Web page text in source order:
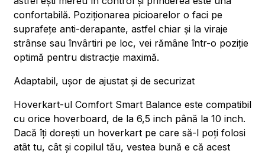
confortabilă. Poziționarea picioarelor o faci pe
suprafețe anti-derapante, astfel chiar și la viraje
strânse sau învârtiri pe loc, vei rămâne într-o poziție
optimă pentru distracție maximă.
Adaptabil, ușor de ajustat și de securizat
Hoverkart-ul Comfort Smart Balance este compatibil
cu orice hoverboard, de la 6,5 inch până la 10 inch.
Dacă îți dorești un hoverkart pe care să-l poți folosi
atât tu, cât și copilul tău, vestea bună e că acest